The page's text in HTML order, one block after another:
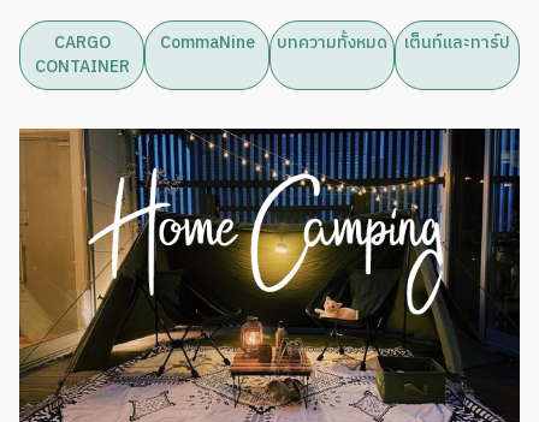
CARGO
CONTAINER
CommaNine บทความทั้งหมด เต็นท์และทาร์ป